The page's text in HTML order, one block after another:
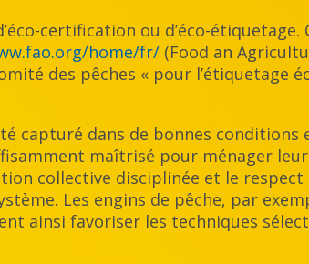
certification ou d’éco-étiquetage.
home/fr/ (Food an
des pêches « pour l’étiquetage
capturé dans de bonnes conditions
maîtrisé pour ménager
collective disciplinée et le respect
Les engins de pêche, par
ainsi favoriser les techniques